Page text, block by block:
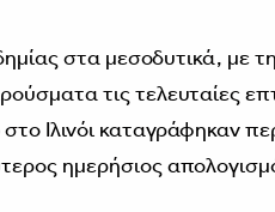
στα μεσοδυτικά, με
τις τελευταίες
Ιλινόι καταγράφηκαν
ημερήσιος